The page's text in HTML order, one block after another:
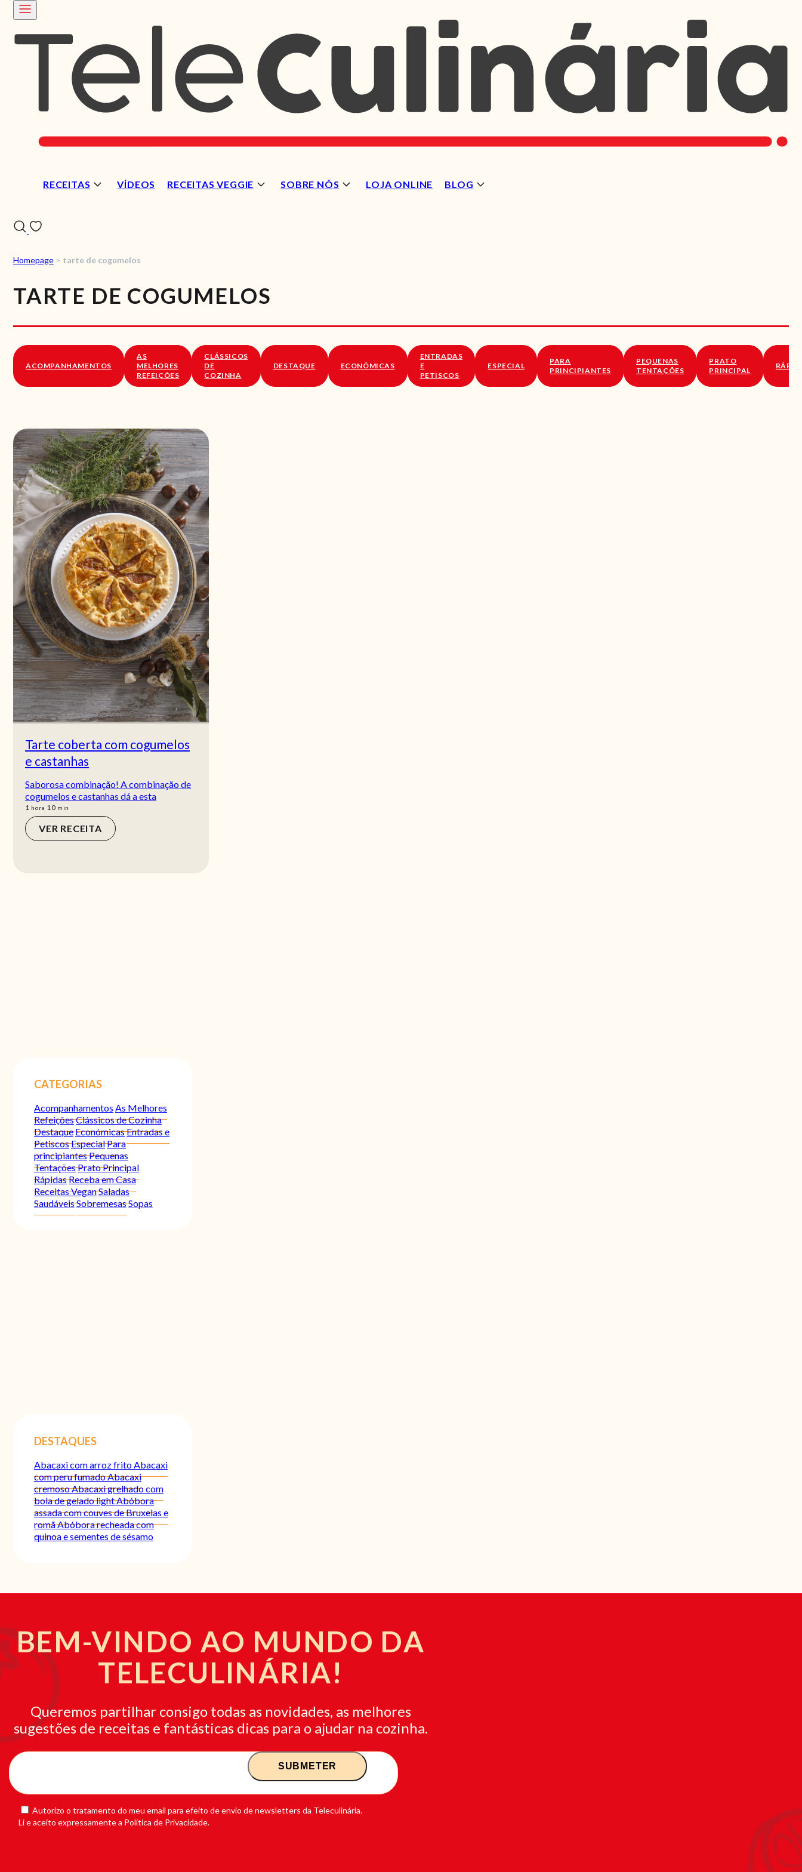
RECEITAS VÍDEOS RECEITAS VEGGIE SOBRE NÓS LOJA ONLINE BLOG
SOBRE NÓS
Homepage > tarte de cogumelos
TARTE DE COGUMELOS
ACOMPANHAMENTOS
AS
MELHORES
REFEIÇÕES
CLÁSSICOS
DE
COZINHA
DESTAQUE ECONÓMICAS
ENTRADAS
E
PETISCOS
ESPECIAL
PARA
PRINCIPIANTES
PEQUENAS
TENTAÇÕES
PRATO
PRINCIPAL
Tarte coberta com cogumelos
e castanhas
Saborosa combinação! A combinação de
cogumelos e castanhas dá a esta
1 hora
hora 10min
min
VER RECEITA
CATEGORIAS
Acompanhamentos As Melhores
RefeiçõesClássicos de Cozinha
Destaque EconómicasEntradas e
PetiscosEspecialPara
principiantesPequenas
TentaçõesPrato Principal
RápidasReceba em Casa
Receitas VeganSaladas
SaudáveisSobremesasSopas
DESTAQUES
Abacaxi com arroz fritoAbacaxi
com peru fumadoAbacaxi
cremosoAbacaxi grelhado com
bola de gelado lightAbóbora
assada com couves de Bruxelas e
romãAbóbora recheada com
quinoa e sementes de sésamo
BEM-VINDO AO MUNDO DA
TELECULINÁRIA!
Queremos partilhar consigo todas as novidades, as melhores
sugestões de receitas e fantásticas dicas para o ajudar na cozinha.
Autorizo o tratamento do meu email para efeito de envio de newsletters da Teleculinária.
Li e aceito expressamente a Política de Privacidade.